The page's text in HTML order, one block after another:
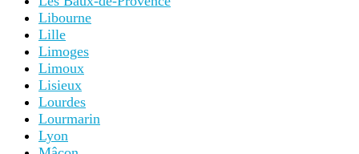
Libourne
Lille
Limoges
Limoux
Lisieux
Lourdes
Lourmarin
Lyon